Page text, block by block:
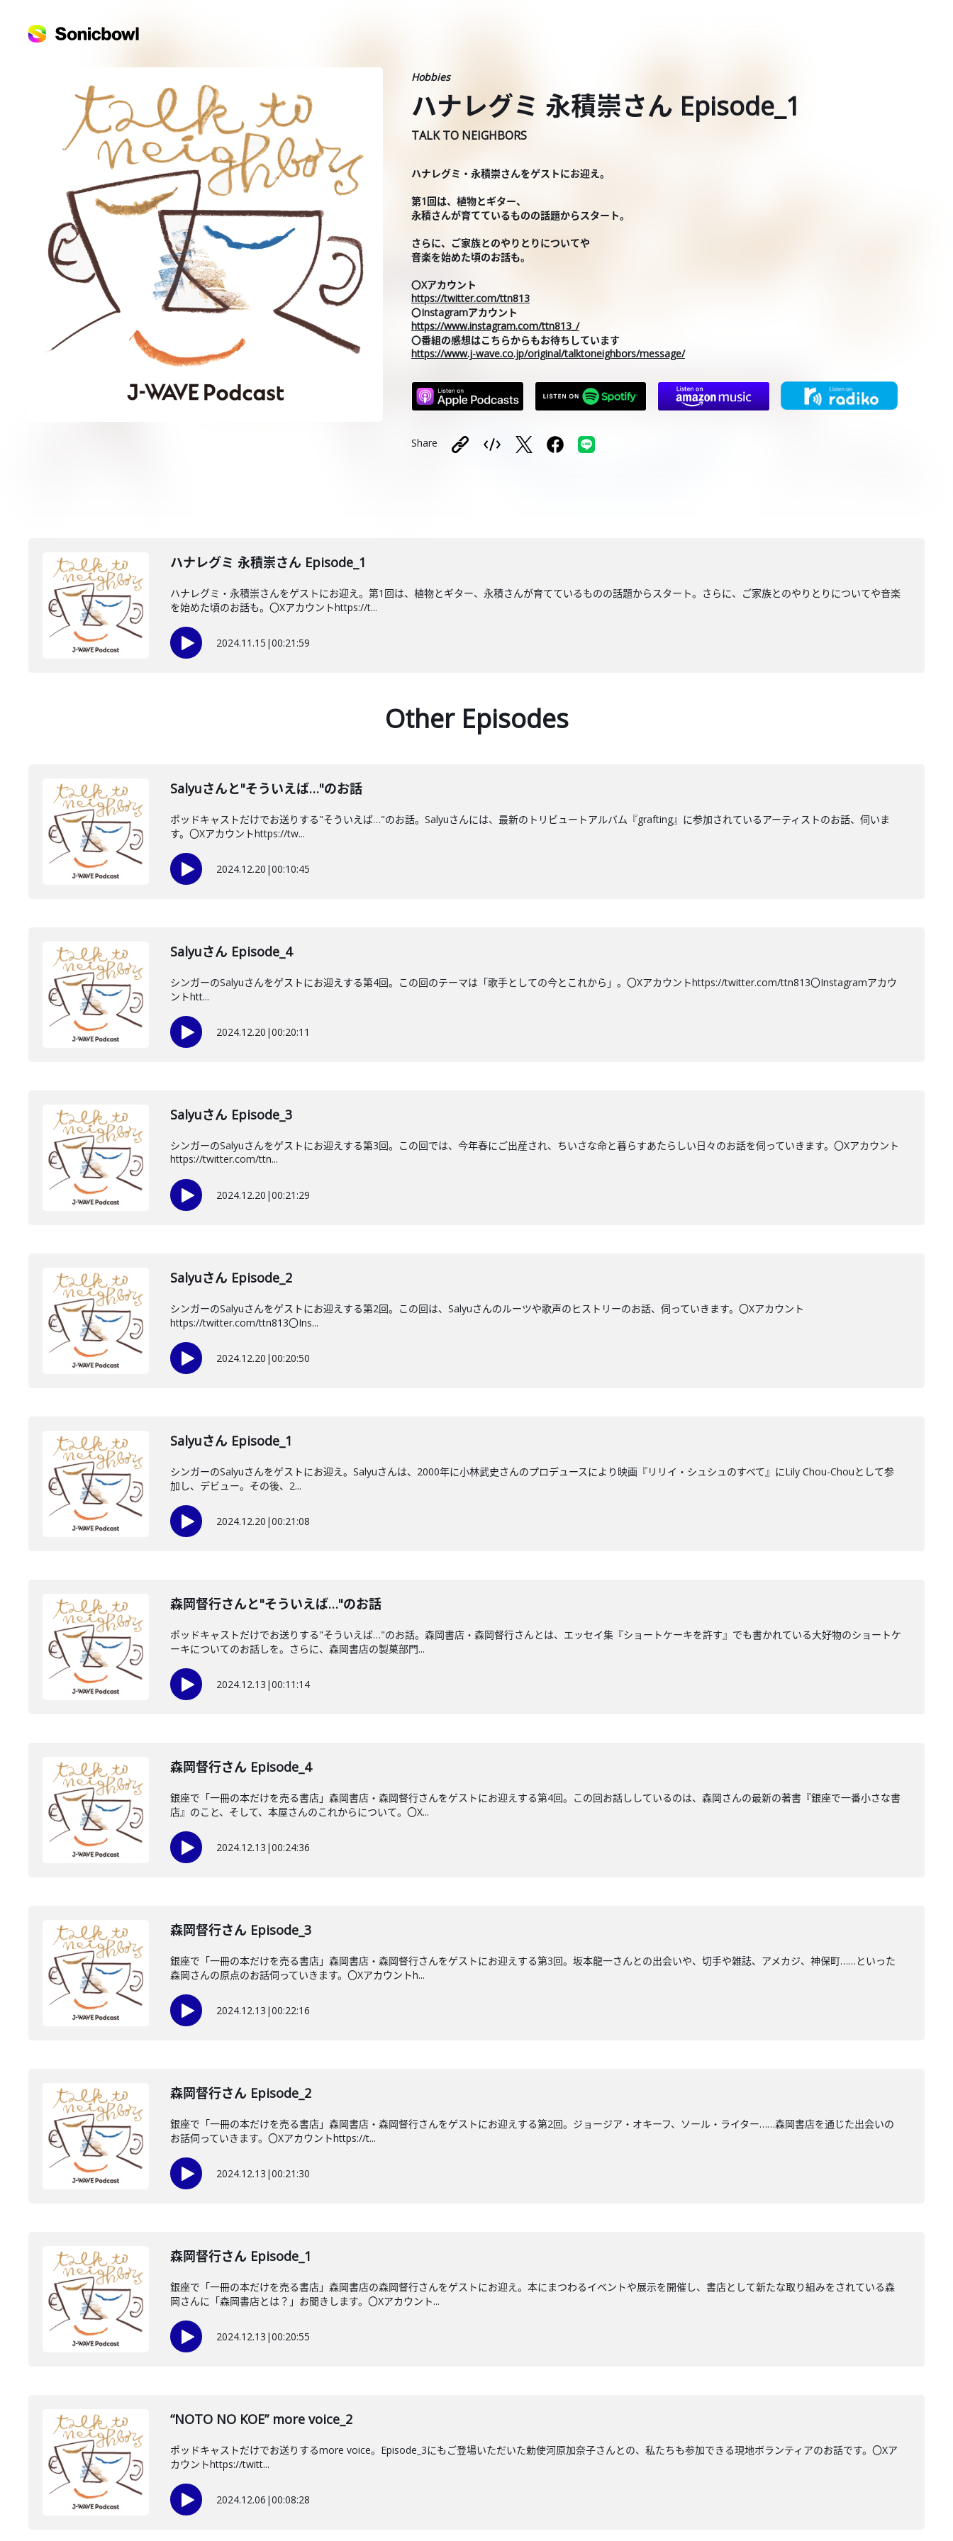
Hobbies
ハナレグミ 永積崇さん Episode_1
TALK TO NEIGHBORS
ハナレグミ・永積崇さんをゲストにお迎え。
第1回は、植物とギター、
永積さんが育てているものの話題からスタート。
さらに、ご家族とのやりとりについてや
音楽を始めた頃のお話も。
〇Xアカウント
https://twitter.com/ttn813
〇Instagramアカウント
https://www.instagram.com/ttn813_/
〇番組の感想はこちらからもお待ちしています
https://www.j-wave.co.jp/original/talktoneighbors/message/
Share
ハナレグミ 永積崇さん Episode_1
ハナレグミ・永積崇さんをゲストにお迎え。第1回は、植物とギター、永積さんが育てているものの話題からスタート。さらに、ご家族とのやりとりについてや音楽
を始めた頃のお話も。〇Xアカウントhttps://t...
2024.11.15 |00:21:59
Other Episodes
Salyuさんと"そういえば…"のお話
ポッドキャストだけでお送りする"そういえば…"のお話。Salyuさんには、最新のトリビュートアルバム『grafting』に参加されているアーティストのお話、伺いま
す。〇Xアカウントhttps://tw...
2024.12.20 |00:10:45
Salyuさん Episode_4
シンガーのSalyuさんをゲストにお迎えする第4回。この回のテーマは「歌手としての今とこれから」。〇Xアカウントhttps://twitter.com/ttn813〇Instagramアカウ
ントhtt...
2024.12.20 |00:20:11
Salyuさん Episode_3
シンガーのSalyuさんをゲストにお迎えする第3回。この回では、今年春にご出産され、ちいさな命と暮らすあたらしい日々のお話を伺っていきます。〇Xアカウント
https://twitter.com/ttn...
2024.12.20 |00:21:29
Salyuさん Episode_2
シンガーのSalyuさんをゲストにお迎えする第2回。この回は、Salyuさんのルーツや歌声のヒストリーのお話、伺っていきます。〇Xアカウント
https://twitter.com/ttn813〇Ins...
2024.12.20 |00:20:50
Salyuさん Episode_1
シンガーのSalyuさんをゲストにお迎え。Salyuさんは、2000年に小林武史さんのプロデュースにより映画『リリイ・シュシュのすべて』にLily Chou-Chouとして参
加し、デビュー。その後、2...
2024.12.20 |00:21:08
森岡督行さんと"そういえば…"のお話
ポッドキャストだけでお送りする"そういえば…"のお話。森岡書店・森岡督行さんとは、エッセイ集『ショートケーキを許す』でも書かれている大好物のショートケ
ーキについてのお話しを。さらに、森岡書店の製菓部門...
2024.12.13 |00:11:14
森岡督行さん Episode_4
銀座で「一冊の本だけを売る書店」森岡書店・森岡督行さんをゲストにお迎えする第4回。この回お話ししているのは、森岡さんの最新の著書『銀座で一番小さな書
店』のこと、そして、本屋さんのこれからについて。〇X...
2024.12.13 |00:24:36
森岡督行さん Episode_3
銀座で「一冊の本だけを売る書店」森岡書店・森岡督行さんをゲストにお迎えする第3回。坂本龍一さんとの出会いや、切手や雑誌、アメカジ、神保町……といった
森岡さんの原点のお話伺っていきます。〇Xアカウントh...
2024.12.13 |00:22:16
森岡督行さん Episode_2
銀座で「一冊の本だけを売る書店」森岡書店・森岡督行さんをゲストにお迎えする第2回。ジョージア・オキーフ、ソール・ライター……森岡書店を通じた出会いの
お話伺っていきます。〇Xアカウントhttps://t...
2024.12.13 |00:21:30
森岡督行さん Episode_1
銀座で「一冊の本だけを売る書店」森岡書店の森岡督行さんをゲストにお迎え。本にまつわるイベントや展示を開催し、書店として新たな取り組みをされている森
岡さんに「森岡書店とは？」お聞きします。〇Xアカウント...
2024.12.13 |00:20:55
“NOTO NO KOE” more voice_2
ポッドキャストだけでお送りするmore voice。Episode_3にもご登場いただいた勅使河原加奈子さんとの、私たちも参加できる現地ボランティアのお話です。〇Xア
カウントhttps://twitt...
2024.12.06 |00:08:28